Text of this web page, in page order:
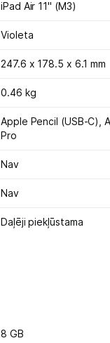
iPad Air 11" (M3)
Violeta
247.6 x 178.5 x 6.1 mm
0.46 kg
Apple Pencil (USB-C),
Pro
Nav
Nav
Daļēji piekļūstama
8 GB